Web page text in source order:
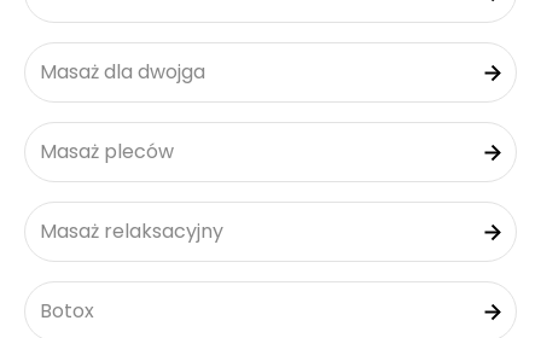
Masaż dla dwojga
Masaż pleców
Masaż relaksacyjny
Botox